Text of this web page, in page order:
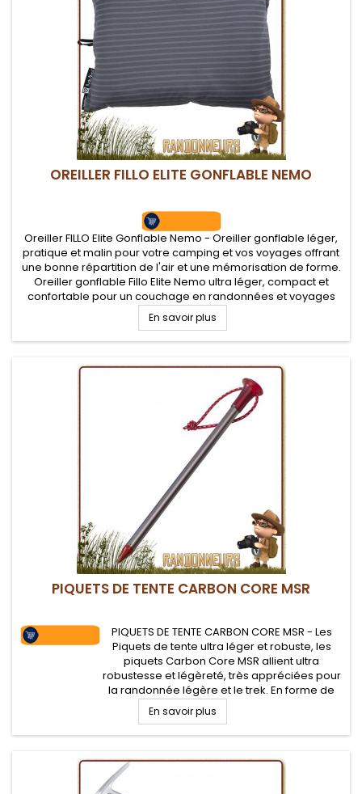
OREILLER FILLO ELITE GONFLABLE NEMO
Oreiller FILLO Elite Gonflable Nemo - Oreiller gonflable léger,
pratique et malin pour votre camping et vos voyages offrant
une bonne répartition de l'air et une mémorisation de forme.
Oreiller gonflable Fillo Elite Nemo ultra léger, compact et
confortable pour un couchage en randonnées et voyages
En savoir plus
PIQUETS DE TENTE CARBON CORE MSR
PIQUETS DE TENTE CARBON CORE MSR - Les
Piquets de tente ultra léger et robuste, les
piquets Carbon Core MSR allient ultra
robustesse et légèreté, très appréciées pour
la randonnée légère et le trek. En forme de
"clou", ce piquet de tente avec noyau en fibre
de carbone pour sols durs résistera
longtemps
En savoir plus